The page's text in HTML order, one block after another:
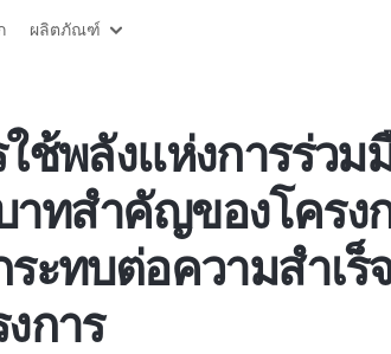
ผลิตภัณฑ์
ช้พลังแห่งการร่วม
าทสำคัญของโครง
ะทบต่อความสำเร็
การ